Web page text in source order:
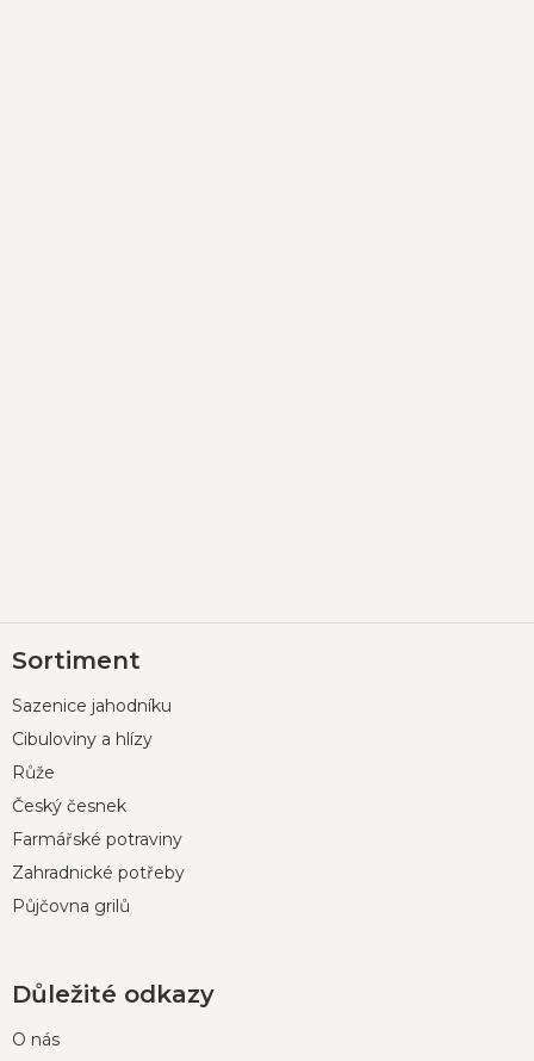
á
a
Sortiment
Sazenice jahodníku
Cibuloviny a hlízy
Růže
Český česnek
Farmářské potraviny
Zahradnické potřeby
Půjčovna grilů
Důležité odkazy
O nás